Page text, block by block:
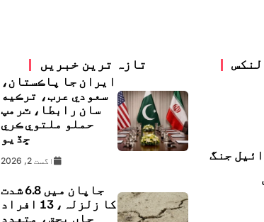
جنگ
تازہ ترین خبریں
ايران جا پاڪستان،
سعودي عرب، ترڪيه
سان رابطا، ٽرمپ
حملو ملتوي ڪري
ڇڏيو
اگست 2, 2026
جاپان میں 6.8 شدت
کا زلزلہ، 13 افراد
جاں بحق، متعدد